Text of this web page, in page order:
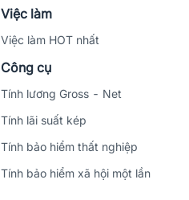
Việc làm
Việc làm HOT nhất
Công cụ
Tính lương Gross - Net
Tính lãi suất kép
Tính bảo hiểm thất nghiệp
Tính bảo hiểm xã hội một lần